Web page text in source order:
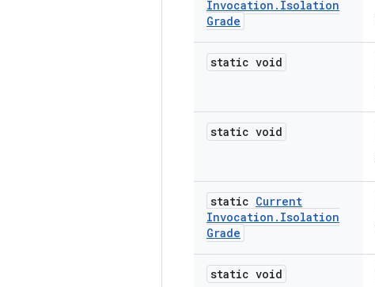
Invocation . Isolation
Grade
static void
static void
static Current
Invocation . Isolation
Grade
static void